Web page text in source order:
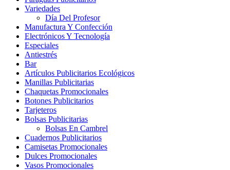
Variedades
Día Del Profesor
Manufactura Y Confección
Electrónicos Y Tecnología
Especiales
Antiestrés
Bar
Artículos Publicitarios Ecológicos
Manillas Publicitarias
Chaquetas Promocionales
Botones Publicitarios
Tarjeteros
Bolsas Publicitarias
Bolsas En Cambrel
Cuadernos Publicitarios
Camisetas Promocionales
Dulces Promocionales
Vasos Promocionales